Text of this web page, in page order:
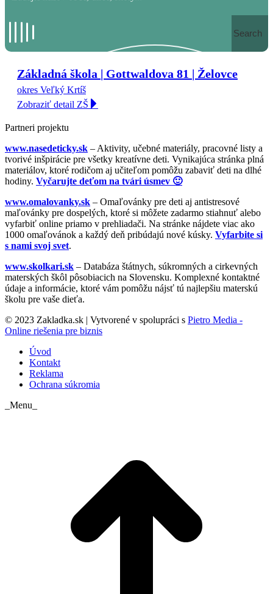
Search
Základná škola | Gottwaldova 81 | Želovce
okres Veľký Krtíš
Zobraziť detail ZŠ
Partneri projektu
www.nasedeticky.sk – Aktivity, učebné materiály, pracovné listy a
tvorivé inšpirácie pre všetky kreatívne deti. Vynikajúca stránka plná
materiálov, ktoré rodičom aj učiteľom pomôžu zabaviť deti na dlhé
hodiny. Vyčarujte deťom na tvári úsmev 🙂
www.omalovanky.sk – Omaľovánky pre deti aj antistresové
maľovánky pre dospelých, ktoré si môžete zadarmo stiahnuť alebo
vyfarbiť online priamo v prehliadači. Na stránke nájdete viac ako
1000 omaľovánok a každý deň pribúdajú nové kúsky. Vyfarbite si
s nami svoj svet.
www.skolkari.sk – Databáza štátnych, súkromných a cirkevných
materských škôl pôsobiacich na Slovensku. Komplexné kontaktné
údaje a informácie, ktoré vám pomôžu nájsť tú najlepšiu materskú
školu pre vaše dieťa.
© 2023 Zakladka.sk | Vytvorené v spolupráci s Pietro Media -
Online riešenia pre biznis
Úvod
Kontakt
Reklama
Ochrana súkromia
_Menu_